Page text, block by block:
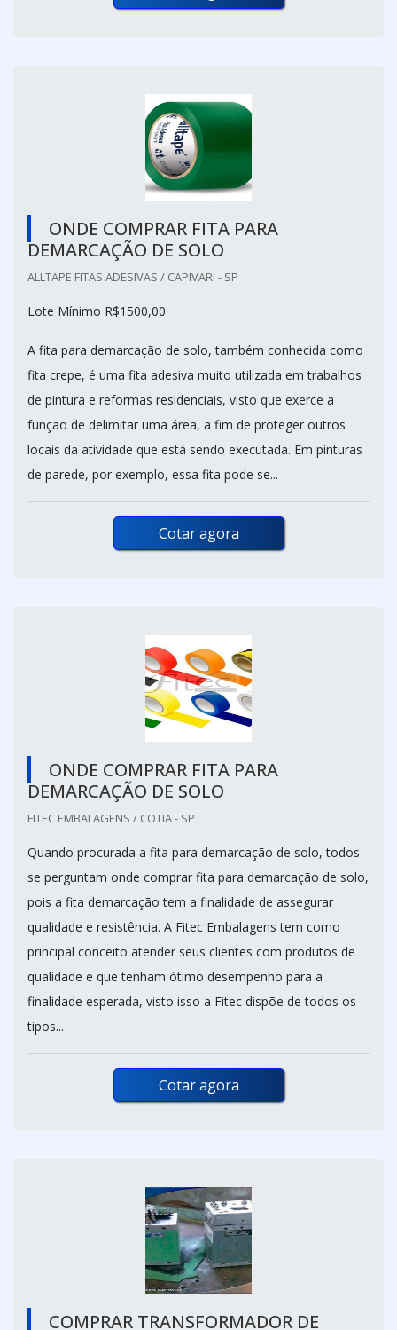
ONDE COMPRAR FITA PARA
DEMARCAÇÃO DE SOLO
ALLTAPE FITAS ADESIVAS / CAPIVARI - SP
Lote Mínimo R$1500,00
A fita para demarcação de solo, também conhecida como
fita crepe, é uma fita adesiva muito utilizada em trabalhos
de pintura e reformas residenciais, visto que exerce a
função de delimitar uma área, a fim de proteger outros
locais da atividade que está sendo executada. Em pinturas
de parede, por exemplo, essa fita pode se...
Cotar agora
ONDE COMPRAR FITA PARA
DEMARCAÇÃO DE SOLO
FITEC EMBALAGENS / COTIA - SP
Quando procurada a fita para demarcação de solo, todos
se perguntam onde comprar fita para demarcação de solo,
pois a fita demarcação tem a finalidade de assegurar
qualidade e resistência. A Fitec Embalagens tem como
principal conceito atender seus clientes com produtos de
qualidade e que tenham ótimo desempenho para a
finalidade esperada, visto isso a Fitec dispõe de todos os
tipos...
Cotar agora
COMPRAR TRANSFORMADOR DE